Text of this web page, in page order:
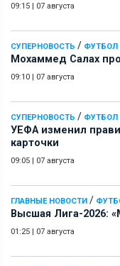
09:15 | 07 августа
СУПЕРНОВОСТЬ / ФУТБОЛ
Мохаммед Салах
09:10 | 07 августа
СУПЕРНОВОСТЬ / ФУТБОЛ
УЕФА изменил
карточки
09:05 | 07 августа
ГЛАВНЫЕ НОВОСТИ /
Высшая Лига-2026:
01:25 | 07 августа